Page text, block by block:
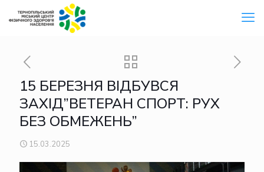
15 БЕРЕЗНЯ ВІДБУВСЯ
ЗАХІД”ВЕТЕРАН СПОРТ: РУХ
БЕЗ ОБМЕЖЕНЬ”
15.03.2025